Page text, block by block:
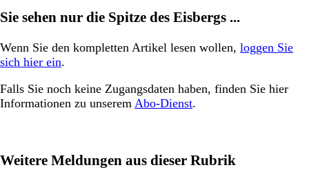
Sie sehen nur die Spitze des Eisbergs ...
Wenn Sie den kompletten Artikel lesen wollen, loggen Sie
sich hier ein.
Falls Sie noch keine Zugangsdaten haben, finden Sie hier
Informationen zu unserem Abo-Dienst.
Weitere Meldungen aus dieser Rubrik